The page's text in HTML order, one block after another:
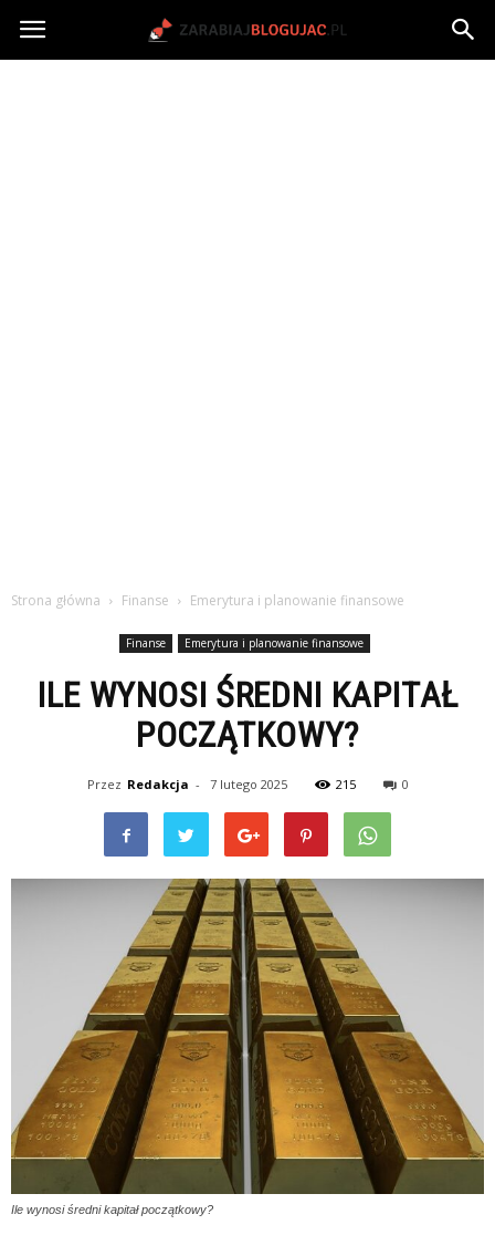
Jak
Strona główna Finanse Emerytura i planowanie finansowe
Finanse Emerytura i planowanie finansowe
ILE WYNOSI ŚREDNI KAPITAŁ
POCZĄTKOWY?
Przez Redakcja - 7 lutego 2025 215 0
Ile wynosi średni kapitał początkowy?